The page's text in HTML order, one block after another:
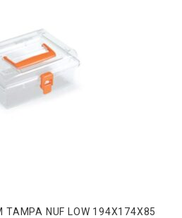
TAMPA NUF LOW 194X174X85